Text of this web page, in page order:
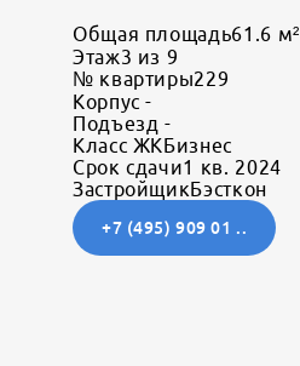
Общая площадь61.6 м²
Этаж3 из 9
№ квартиры229
Корпус -
Подъезд -
Класс ЖКБизнес
Срок сдачи1 кв. 2024
ЗастройщикБэсткон
+7 (495) 909 01 ..